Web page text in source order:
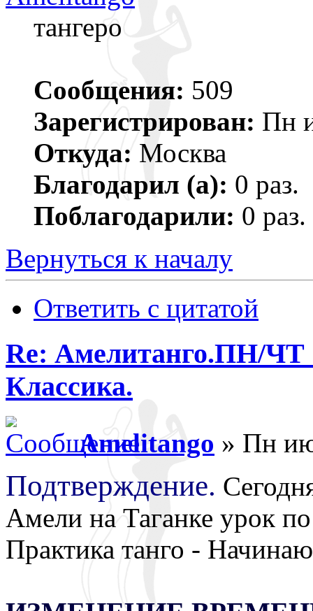
тангеро
Сообщения: 509
Зарегистрирован: Пн
Откуда: Москва
Благодарил (а): 0 раз.
Поблагодарили: 0 раз.
Вернуться к началу
Ответить с цитатой
Re: Амелитанго.ПН/ЧТ
Классика.
Amelitango » Пн
Подтверждение.
Амели на Таганке урок
Практика танго -